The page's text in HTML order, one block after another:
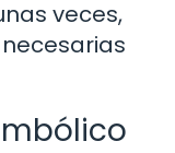
veces,